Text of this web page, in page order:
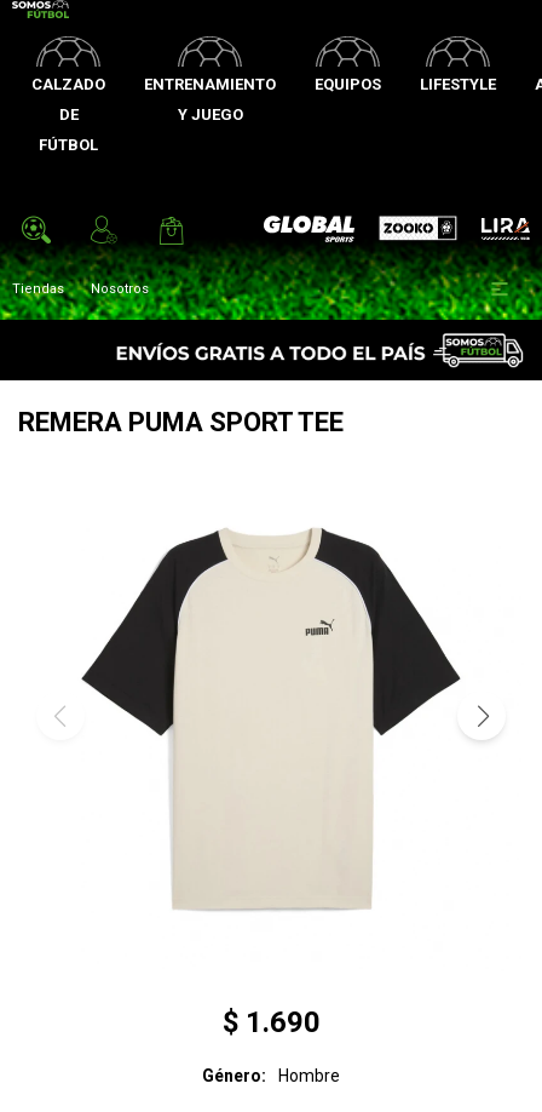
CALZADO
DE
FÚTBOL
ENTRENAMIENTO
Y JUEGO
EQUIPOS LIFESTYLE
Global Sports Zooko Lira
Tiendas Nosotros 
REMERA PUMA SPORT TEE
$ 1.690
Género Hombre